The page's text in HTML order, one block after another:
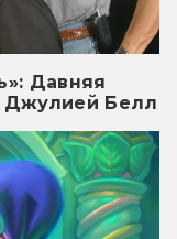
Давняя
Джулией Белл